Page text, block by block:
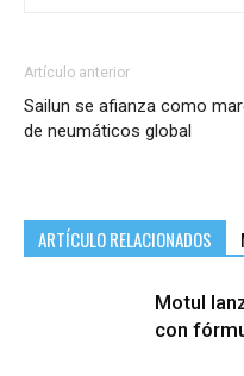
Artículo anterior
Sailun se afianza como
de neumáticos global
ARTÍCULO RELACIONADOS
Motul
con